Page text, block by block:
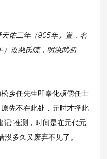
佑二年（905年）置，名
）改慈氏院，明洪武初
乡任先生即奉化硕儒任士
先不在此处，元时才择此
记”推测，时间是在元代元
多久又废弃不见了。